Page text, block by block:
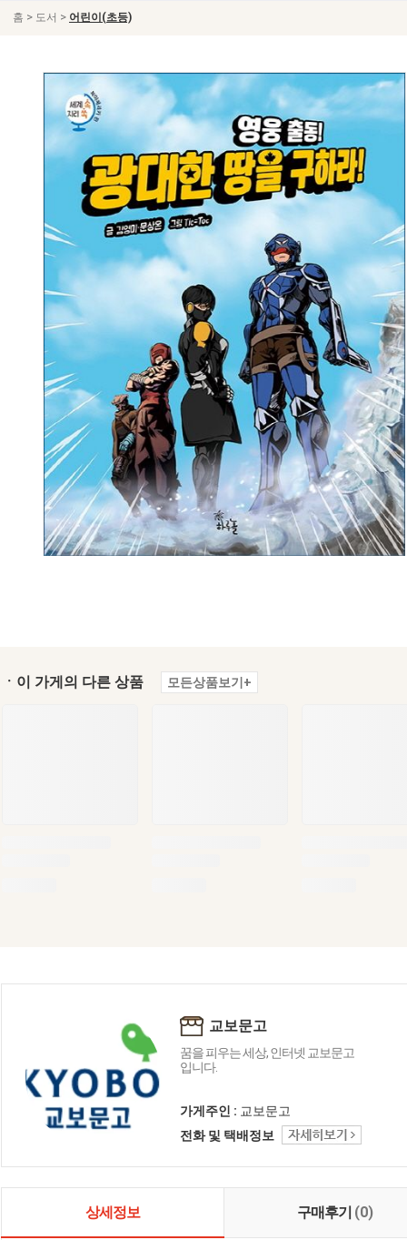
홈 > 도서 > 어린이(초등)
ㆍ이 가게의 다른 상품 모든상품보기+
교보문고
꿈을 피우는 세상, 인터넷 교보문고
입니다.
가게주인 : 교보문고
전화 및 택배정보
상세정보 구매후기 (0)